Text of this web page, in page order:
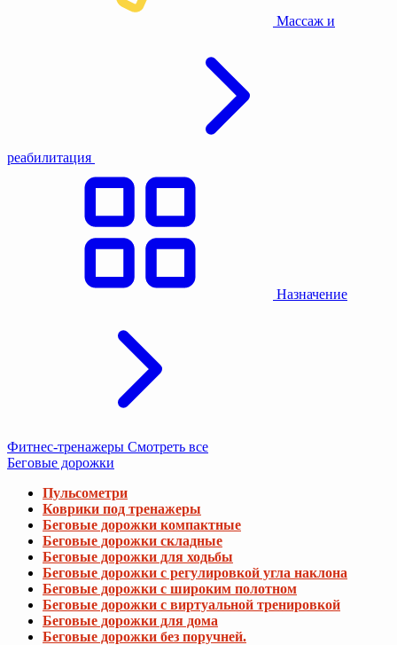
Массаж и
реабилитация
Назначение
Фитнес-тренажеры Смотреть все
Беговые дорожки
Пульсометри
Коврики под тренажеры
Беговые дорожки компактные
Беговые дорожки складные
Беговые дорожки для ходьбы
Беговые дорожки с регулировкой угла наклона
Беговые дорожки с широким полотном
Беговые дорожки с виртуальной тренировкой
Беговые дорожки для дома
Беговые дорожки без поручней.